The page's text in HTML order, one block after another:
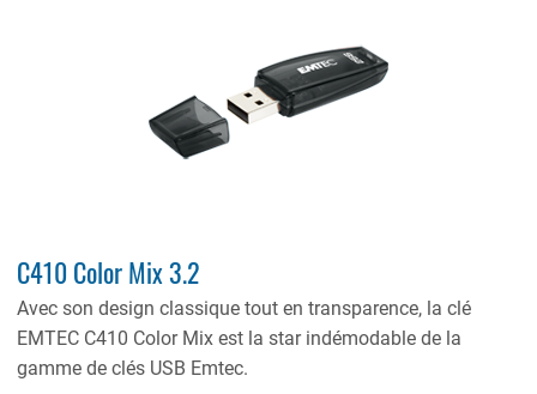
C410 Color Mix 3.2
Avec son design classique tout en transparence, la clé
EMTEC C410 Color Mix est la star indémodable de la
gamme de clés USB Emtec.